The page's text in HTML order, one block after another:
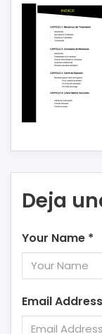
Deja
Your Name *
Email Address